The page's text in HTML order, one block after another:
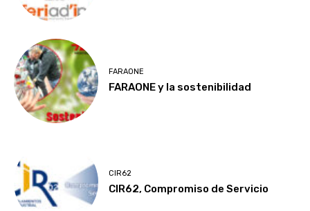
FARAONE
FARAONE y la sostenibilidad
CIR62
CIR62, Compromiso de Servicio